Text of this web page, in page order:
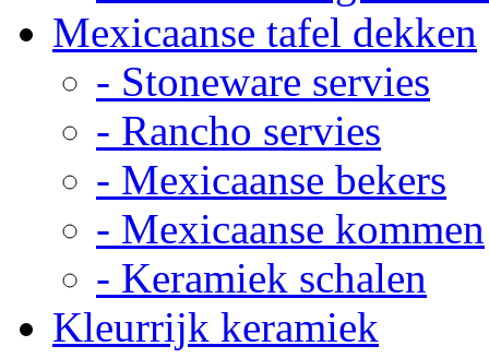
Mexicaanse tafel dekken
- Stoneware servies
- Rancho servies
- Mexicaanse bekers
- Mexicaanse kommen
- Keramiek schalen
Kleurrijk keramiek